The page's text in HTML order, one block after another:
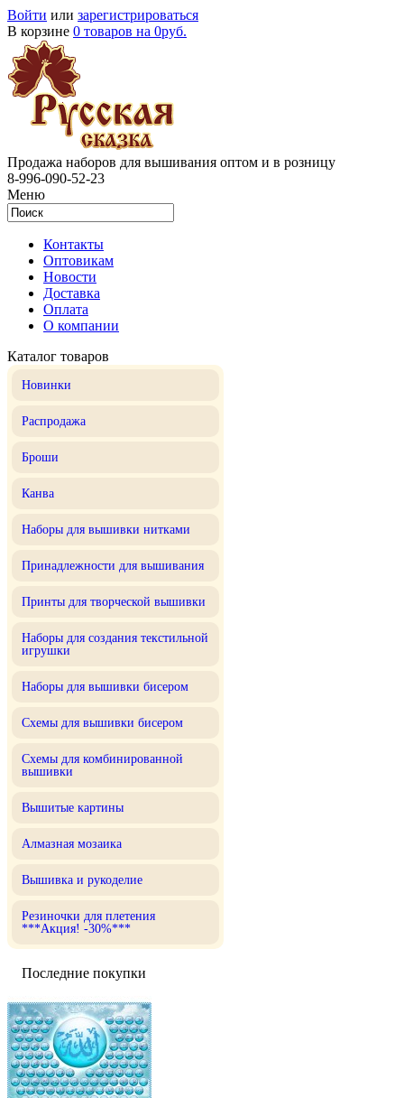
Войти или зарегистрироваться
В корзине 0 товаров на 0руб.
Продажа наборов для вышивания оптом и в розницу
8-996-090-52-23
Меню
Контакты
Оптовикам
Новости
Доставка
Оплата
О компании
Каталог товаров
Новинки
Распродажа
Броши
Канва
Наборы для вышивки нитками
Принадлежности для вышивания
Принты для творческой вышивки
Наборы для создания текстильной
игрушки
Наборы для вышивки бисером
Схемы для вышивки бисером
Схемы для комбинированной
вышивки
Вышитые картины
Алмазная мозаика
Вышивка и рукоделие
Резиночки для плетения
***Акция! -30%***
Последние покупки